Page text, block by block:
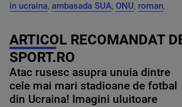
in ucraina, ambasada SUA, ONU, roman,
ARTICOL RECOMANDAT
SPORT.RO
Atac rusesc asupra unuia dintre
cele mai mari stadioane de fotbal
din Ucraina! Imagini uluitoare